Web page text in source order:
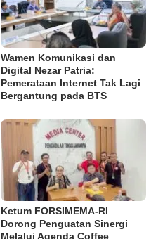
Wamen Komunikasi dan
Digital Nezar Patria:
Pemerataan Internet Tak Lagi
Bergantung pada BTS
​Ketum FORSIMEMA-RI
Dorong Penguatan Sinergi
Melalui Agenda Coffee